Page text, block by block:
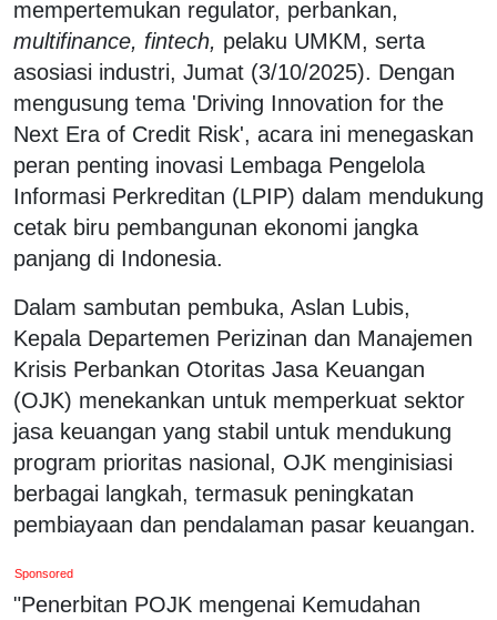
mempertemukan regulator, perbankan,
multifinance, fintech, pelaku UMKM, serta
asosiasi industri, Jumat (3/10/2025). Dengan
mengusung tema 'Driving Innovation for the
Next Era of Credit Risk', acara ini menegaskan
peran penting inovasi Lembaga Pengelola
Informasi Perkreditan (LPIP) dalam mendukung
cetak biru pembangunan ekonomi jangka
panjang di Indonesia.
Dalam sambutan pembuka, Aslan Lubis,
Kepala Departemen Perizinan dan Manajemen
Krisis Perbankan Otoritas Jasa Keuangan
(OJK) menekankan untuk memperkuat sektor
jasa keuangan yang stabil untuk mendukung
program prioritas nasional, OJK menginisiasi
berbagai langkah, termasuk peningkatan
pembiayaan dan pendalaman pasar keuangan.
Sponsored
"Penerbitan POJK mengenai Kemudahan